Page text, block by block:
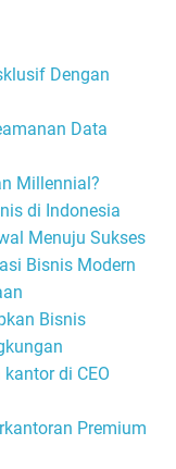
Dengan
Data
Millennial?
di Indonesia
Menuju Sukses
Bisnis Modern
Bisnis
di CEO
Premium